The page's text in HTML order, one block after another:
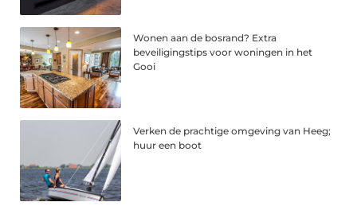
Wonen aan de bosrand? Extra
beveiligingstips voor woningen in het
Gooi
Verken de prachtige omgeving van Heeg;
huur een boot